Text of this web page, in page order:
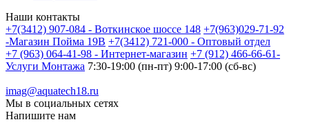
Наши контакты
+7(3412) 907-084 - Воткинское шоссе 148 +7(963)029-71-92
-Магазин Пойма 19В +7(3412) 721-000 - Оптовый отдел
+7 (963) 064-41-98 - Интернет-магазин +7 (912) 466-66-61-
Услуги Монтажа 7:30-19:00 (пн-пт) 9:00-17:00 (сб-вс)
imag@aquatech18.ru
Мы в социальных сетях
Напишите нам